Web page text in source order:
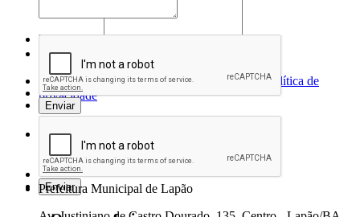
Mensagem*
*Campos obrigatórios
Ao iniciar um contato, você concorda com aPolítica de
privacidade
Conecte-se conosco nas redes sociais
Prefeitura Municipal de Lapão